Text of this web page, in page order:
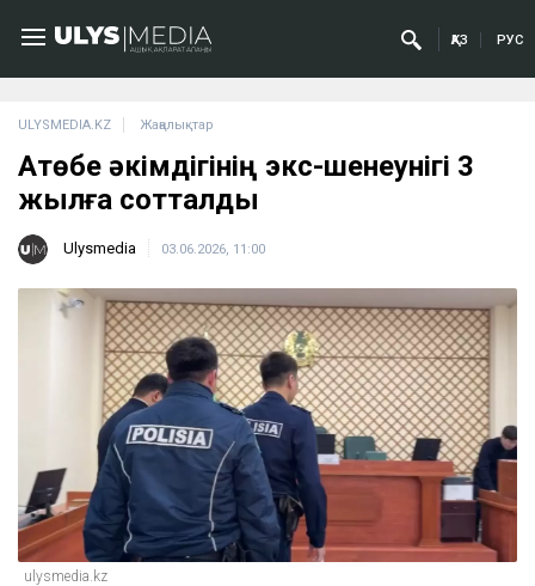
ҚАЗ РУС
ULYSMEDIA.KZ Жаңалықтар
Ақтөбе әкімдігінің экс-шенеунігі 3
жылға сотталды
Ulysmedia 03.06.2026, 11:00
ulysmedia.kz